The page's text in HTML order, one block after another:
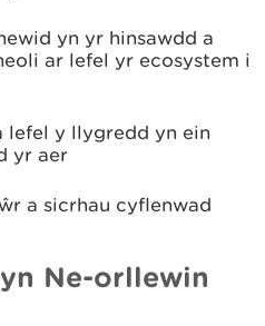
yn yr hinsawdd a
ar lefel yr ecosystem i
lefel y llygredd yn ein
yr aer
a sicrhau cyflenwad
Ne-orllewin